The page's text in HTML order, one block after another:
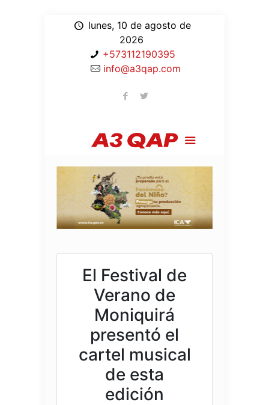
lunes, 10 de agosto de
2026
+573112190395
info@a3qap.com
El Festival de
Verano de
Moniquirá
presentó el
cartel musical
de esta
edición